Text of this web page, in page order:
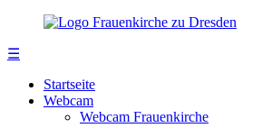
☰
Startseite
Webcam
Webcam Frauenkirche